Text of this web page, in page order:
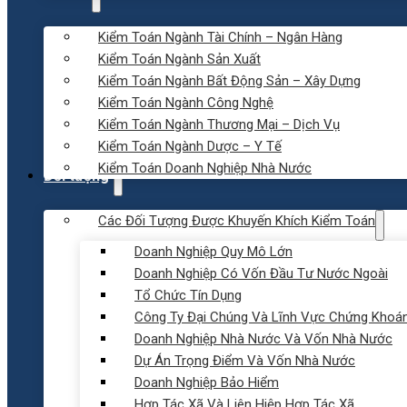
Kiểm Toán Ngành Tài Chính – Ngân Hàng
Kiểm Toán Ngành Sản Xuất
Kiểm Toán Ngành Bất Động Sản – Xây Dựng
Kiểm Toán Ngành Công Nghệ
Kiểm Toán Ngành Thương Mại – Dịch Vụ
Kiểm Toán Ngành Dược – Y Tế
Kiểm Toán Doanh Nghiệp Nhà Nước
Đối tượng
Các Đối Tượng Được Khuyến Khích Kiểm Toán
Doanh Nghiệp Quy Mô Lớn
Doanh Nghiệp Có Vốn Đầu Tư Nước Ngoài
Tổ Chức Tín Dụng
Công Ty Đại Chúng Và Lĩnh Vực Chứng
Doanh Nghiệp Nhà Nước Và Vốn Nhà Nước
Dự Án Trọng Điểm Và Vốn Nhà Nước
Doanh Nghiệp Bảo Hiểm